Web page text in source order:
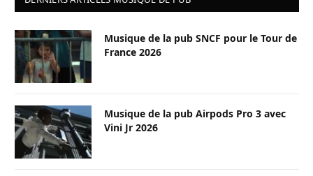
Musique de la pub SNCF pour le Tour de
France 2026
Musique de la pub Airpods Pro 3 avec
Vini Jr 2026